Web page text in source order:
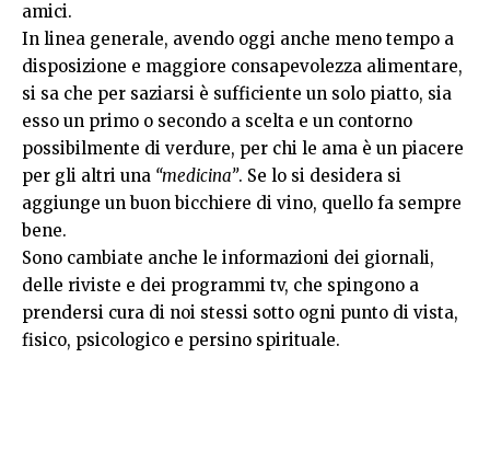
amici.
In linea generale, avendo oggi anche meno tempo a
disposizione e maggiore consapevolezza alimentare,
si sa che per saziarsi è sufficiente un solo piatto, sia
esso un primo o secondo a scelta e un contorno
possibilmente di verdure, per chi le ama è un piacere
per gli altri una “medicina”. Se lo si desidera si
aggiunge un buon bicchiere di vino, quello fa sempre
bene.
Sono cambiate anche le informazioni dei giornali,
delle riviste e dei programmi tv, che spingono a
prendersi cura di noi stessi sotto ogni punto di vista,
fisico, psicologico e persino spirituale.